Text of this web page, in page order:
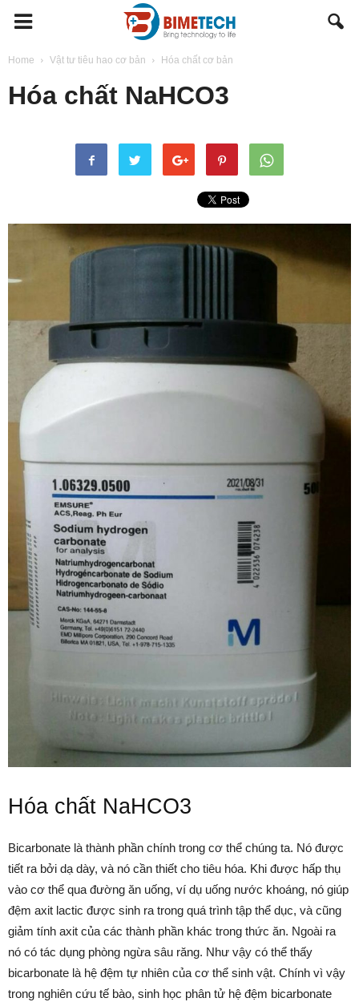
BIMETECH
Home Vật tư tiêu hao cơ bản Hóa chất cơ bản
Hóa chất NaHCO3
Hóa chất NaHCO3
Bicarbonate là thành phần chính trong cơ thể chúng ta. Nó được
tiết ra bởi dạ dày, và nó cần thiết cho tiêu hóa. Khi được hấp thụ
vào cơ thể qua đường ăn uống, ví dụ uống nước khoáng, nó giúp
đệm axit lactic được sinh ra trong quá trình tập thể dục, và cũng
giảm tính axit của các thành phần khác trong thức ăn. Ngoài ra
nó có tác dụng phòng ngừa sâu răng. Như vậy có thể thấy
bicarbonate là hệ đệm tự nhiên của cơ thể sinh vật. Chính vì vậy
trong nghiên cứu tế bào, sinh học phân tử hệ đệm bicarbonate